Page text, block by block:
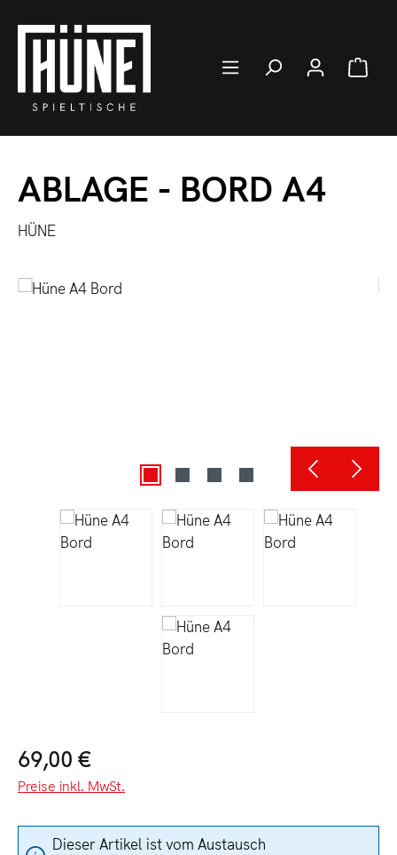
Zum Hauptinhalt springen
ABLAGE - BORD A4
HÜNE
Bildergalerie überspringen
Regulärer Preis:
69,00 €
Preise inkl. MwSt.
Dieser Artikel ist vom Austausch